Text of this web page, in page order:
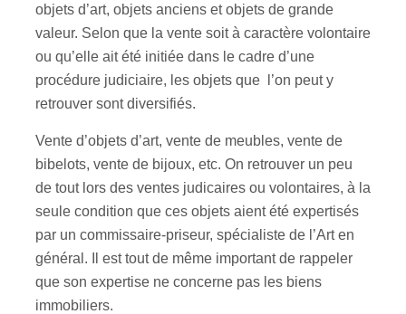
objets d’art, objets anciens et objets de grande
valeur. Selon que la vente soit à caractère volontaire
ou qu’elle ait été initiée dans le cadre d’une
procédure judiciaire, les objets que l’on peut y
retrouver sont diversifiés.
Vente d’objets d’art, vente de meubles, vente de
bibelots, vente de bijoux, etc. On retrouver un peu
de tout lors des ventes judicaires ou volontaires, à la
seule condition que ces objets aient été expertisés
par un commissaire-priseur, spécialiste de l’Art en
général. Il est tout de même important de rappeler
que son expertise ne concerne pas les biens
immobiliers.